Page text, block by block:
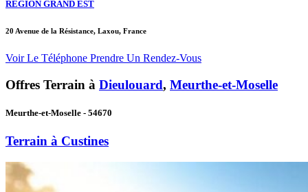
RÉGION GRAND EST
20 Avenue de la Résistance, Laxou, France
Voir Le Téléphone Prendre Un Rendez-Vous
Offres Terrain à Dieulouard, Meurthe-et-Moselle
Meurthe-et-Moselle - 54670
Terrain à Custines